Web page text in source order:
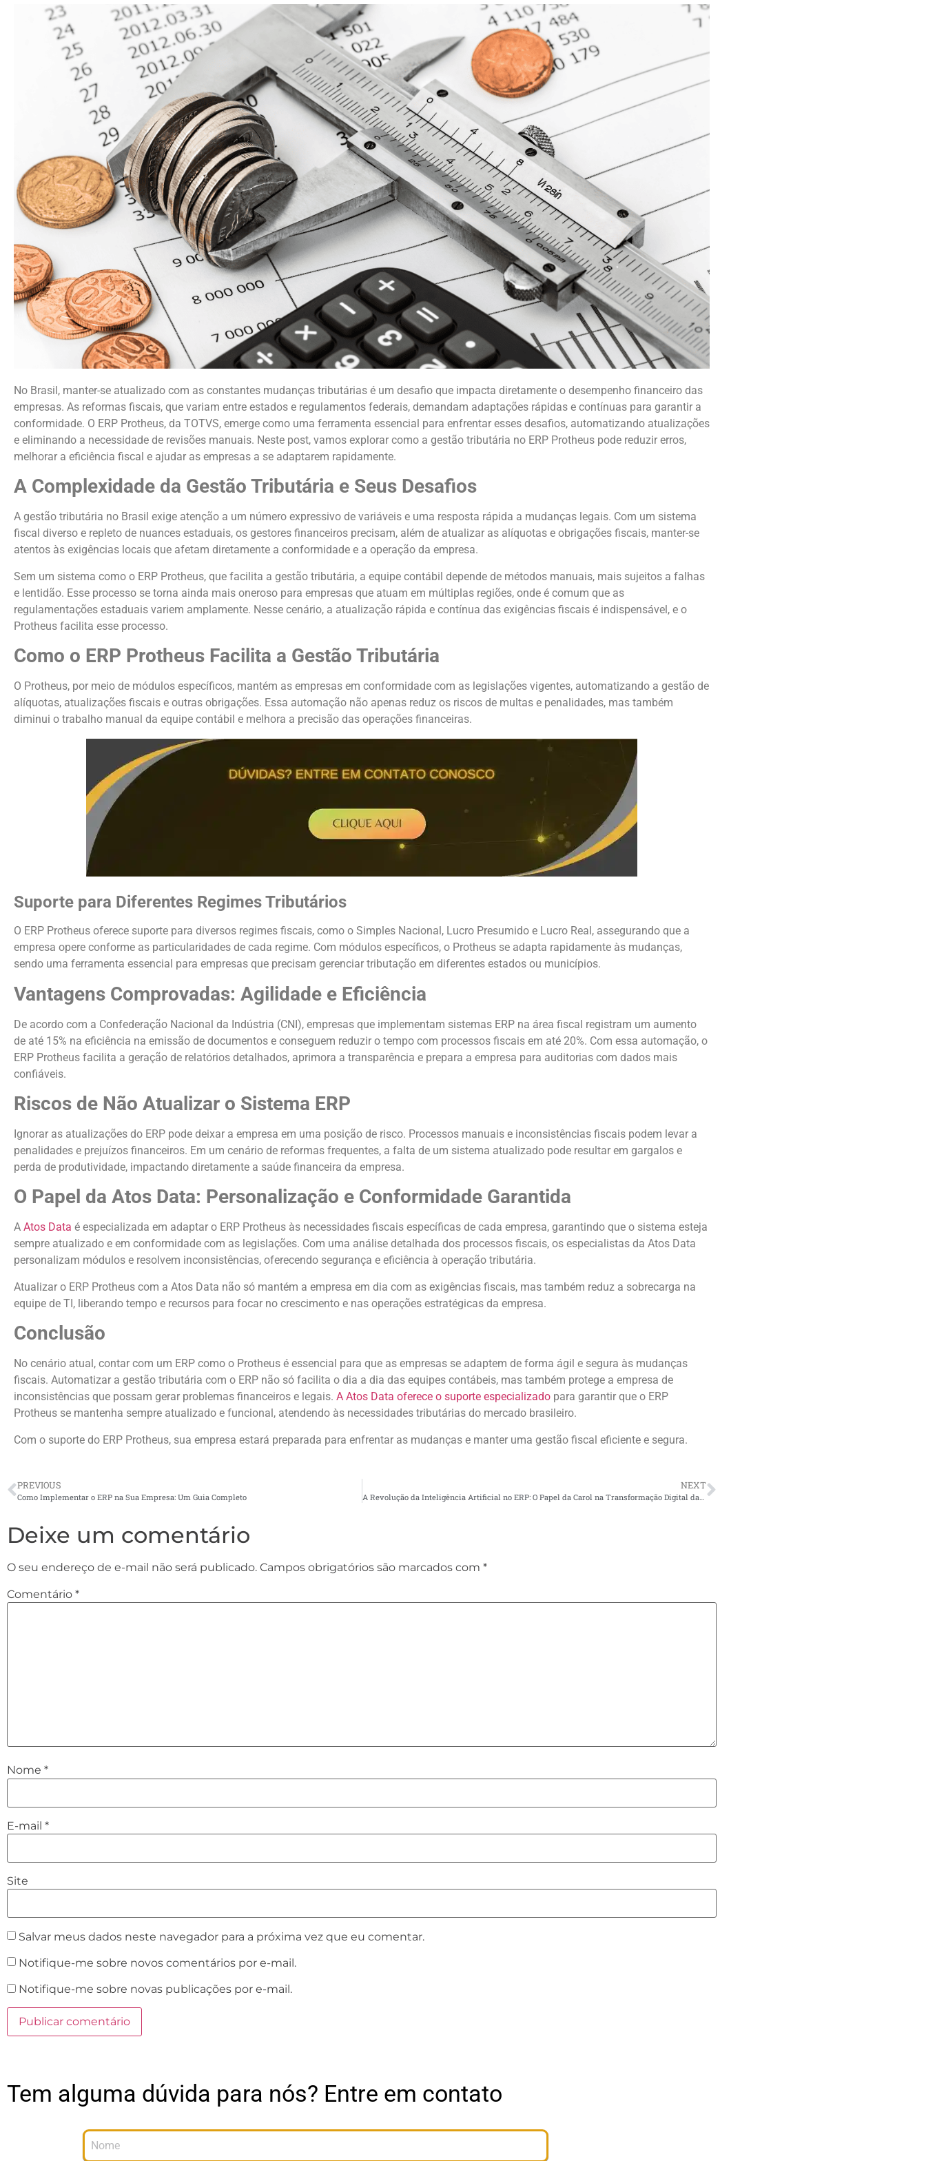
No Brasil, manter-se atualizado com as constantes mudanças tributárias é um desafio que impacta diretamente o desempenho financeiro das
empresas. As reformas fiscais, que variam entre estados e regulamentos federais, demandam adaptações rápidas e contínuas para garantir a
conformidade. O ERP Protheus, da TOTVS, emerge como uma ferramenta essencial para enfrentar esses desafios, automatizando atualizações
e eliminando a necessidade de revisões manuais. Neste post, vamos explorar como a gestão tributária no ERP Protheus pode reduzir erros,
melhorar a eficiência fiscal e ajudar as empresas a se adaptarem rapidamente.
A Complexidade da Gestão Tributária e Seus Desafios
A gestão tributária no Brasil exige atenção a um número expressivo de variáveis e uma resposta rápida a mudanças legais. Com um sistema
fiscal diverso e repleto de nuances estaduais, os gestores financeiros precisam, além de atualizar as alíquotas e obrigações fiscais, manter-se
atentos às exigências locais que afetam diretamente a conformidade e a operação da empresa.
Sem um sistema como o ERP Protheus, que facilita a gestão tributária, a equipe contábil depende de métodos manuais, mais sujeitos a falhas
e lentidão. Esse processo se torna ainda mais oneroso para empresas que atuam em múltiplas regiões, onde é comum que as
regulamentações estaduais variem amplamente. Nesse cenário, a atualização rápida e contínua das exigências fiscais é indispensável, e o
Protheus facilita esse processo.
Como o ERP Protheus Facilita a Gestão Tributária
O Protheus, por meio de módulos específicos, mantém as empresas em conformidade com as legislações vigentes, automatizando a gestão de
alíquotas, atualizações fiscais e outras obrigações. Essa automação não apenas reduz os riscos de multas e penalidades, mas também
diminui o trabalho manual da equipe contábil e melhora a precisão das operações financeiras.
Suporte para Diferentes Regimes Tributários
O ERP Protheus oferece suporte para diversos regimes fiscais, como o Simples Nacional, Lucro Presumido e Lucro Real, assegurando que a
empresa opere conforme as particularidades de cada regime. Com módulos específicos, o Protheus se adapta rapidamente às mudanças,
sendo uma ferramenta essencial para empresas que precisam gerenciar tributação em diferentes estados ou municípios.
Vantagens Comprovadas: Agilidade e Eficiência
De acordo com a Confederação Nacional da Indústria (CNI), empresas que implementam sistemas ERP na área fiscal registram um aumento
de até 15% na eficiência na emissão de documentos e conseguem reduzir o tempo com processos fiscais em até 20%. Com essa automação, o
ERP Protheus facilita a geração de relatórios detalhados, aprimora a transparência e prepara a empresa para auditorias com dados mais
confiáveis.
Riscos de Não Atualizar o Sistema ERP
Ignorar as atualizações do ERP pode deixar a empresa em uma posição de risco. Processos manuais e inconsistências fiscais podem levar a
penalidades e prejuízos financeiros. Em um cenário de reformas frequentes, a falta de um sistema atualizado pode resultar em gargalos e
perda de produtividade, impactando diretamente a saúde financeira da empresa.
O Papel da Atos Data: Personalização e Conformidade Garantida
A Atos Data é especializada em adaptar o ERP Protheus às necessidades fiscais específicas de cada empresa, garantindo que o sistema esteja
sempre atualizado e em conformidade com as legislações. Com uma análise detalhada dos processos fiscais, os especialistas da Atos Data
personalizam módulos e resolvem inconsistências, oferecendo segurança e eficiência à operação tributária.
Atualizar o ERP Protheus com a Atos Data não só mantém a empresa em dia com as exigências fiscais, mas também reduz a sobrecarga na
equipe de TI, liberando tempo e recursos para focar no crescimento e nas operações estratégicas da empresa.
Conclusão
No cenário atual, contar com um ERP como o Protheus é essencial para que as empresas se adaptem de forma ágil e segura às mudanças
fiscais. Automatizar a gestão tributária com o ERP não só facilita o dia a dia das equipes contábeis, mas também protege a empresa de
inconsistências que possam gerar problemas financeiros e legais. A Atos Data oferece o suporte especializado para garantir que o ERP
Protheus se mantenha sempre atualizado e funcional, atendendo às necessidades tributárias do mercado brasileiro.
Com o suporte do ERP Protheus, sua empresa estará preparada para enfrentar as mudanças e manter uma gestão fiscal eficiente e segura.
PREVIOUS
Como Implementar o ERP na Sua Empresa: Um Guia Completo
NEXT
A Revolução da Inteligência Artificial no ERP: O Papel da Carol na Transformação Digital das Empresas
Deixe um comentário
O seu endereço de e-mail não será publicado. Campos obrigatórios são marcados com *
Comentário *
Nome *
E-mail *
Site
Salvar meus dados neste navegador para a próxima vez que eu comentar.
Notifique-me sobre novos comentários por e-mail.
Notifique-me sobre novas publicações por e-mail.
Tem alguma dúvida para nós? Entre em contato